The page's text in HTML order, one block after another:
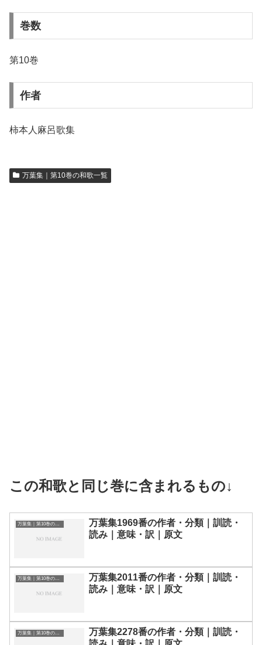
巻数
第10巻
作者
柿本人麻呂歌集
万葉集｜第10巻の和歌一覧
この和歌と同じ巻に含まれるもの↓
万葉集｜第10巻の和歌一覧
万葉集1969番の作者・分類｜訓読・
読み｜意味・訳｜原文
万葉集｜第10巻の和歌一覧
万葉集2011番の作者・分類｜訓読・
読み｜意味・訳｜原文
万葉集｜第10巻の和歌一覧
万葉集2278番の作者・分類｜訓読・